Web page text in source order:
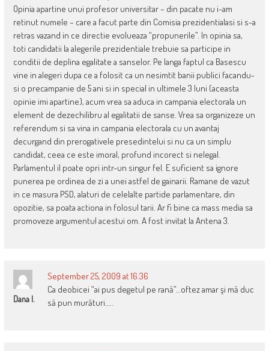
Opinia apartine unui profesor universitar – din pacate nu i-am
retinut numele – care a facut parte din Comisia prezidentialasi si s-a
retras vazand in ce directie evolueaza “propunerile”. In opinia sa,
toti candidatii la alegerile prezidentiale trebuie sa participe in
conditii de deplina egalitate a sanselor. Pe langa faptul ca Basescu
vine in alegeri dupa ce a folosit ca un nesimtit banii publici facandu-
si o precampanie de 5 ani si in special in ultimele 3 luni (aceasta
opinie imi apartine), acum vrea sa aduca in campania electorala un
element de dezechilibru al egalitatii de sanse. Vrea sa organizeze un
referendum si sa vina in campania electorala cu un avantaj
decurgand din prerogativele presedintelui si nu ca un simplu
candidat, ceea ce este imoral, profund incorect si nelegal.
Parlamentul il poate opri intr-un singur fel. E suficient sa ignore
punerea pe ordinea de zi a unei astfel de gainarii. Ramane de vazut
in ce masura PSD, alaturi de celelalte partide parlamentare, din
opozitie, sa poata actiona in folosul tarii. Ar fi bine ca mass media sa
promoveze argumentul acestui om. A fost invitat la Antena 3.
Dana I.
September 25, 2009 at 16:36
Ca deobicei “ai pus degetul pe rană”…oftez amar şi mă duc
să pun murături…..